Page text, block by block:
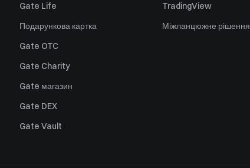
Gate Life
Подарункова картка
Gate OTC
Gate Charity
Gate магазин
Gate DEX
Gate Vault
TradingView
Міжланцюжне рішення